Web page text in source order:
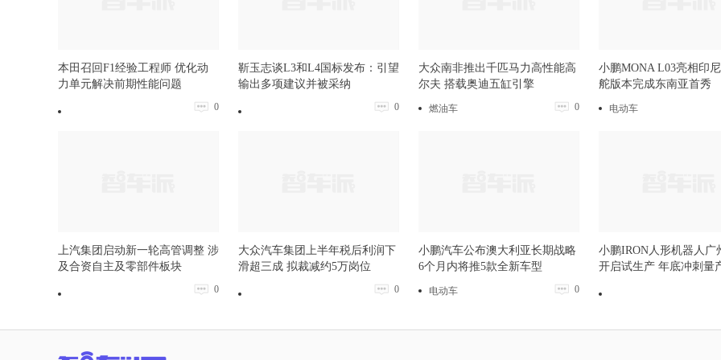
本田召回F1经验工程师 优化动
力单元解决前期性能问题
0
靳玉志谈L3和L4国标发布：引望
输出多项建议并被采纳
0
大众南非推出千匹马力高性能高
尔夫 搭载奥迪五缸引擎
燃油车 0
小鹏MONA L03亮相印
舵版本完成东南亚首秀
电动车
上汽集团启动新一轮高管调整 涉
及合资自主及零部件板块
0
大众汽车集团上半年税后利润下
滑超三成 拟裁减约5万岗位
0
小鹏汽车公布澳大利亚长期战略
6个月内将推5款全新车型
电动车 0
小鹏IRON人形机器人广
开启试生产 年底冲刺量